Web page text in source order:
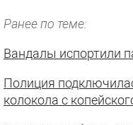
Ранее по теме:
Вандалы испортили
Полиция
колокола с